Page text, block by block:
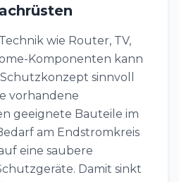
wie Router, TV,
Komponenten kann
sinnvoll
vorhandene
geeignete Bauteile im
am Endstromkreis
eine saubere
Damit sinkt